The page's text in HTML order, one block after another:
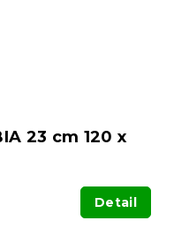
23 cm 120 x
Detail